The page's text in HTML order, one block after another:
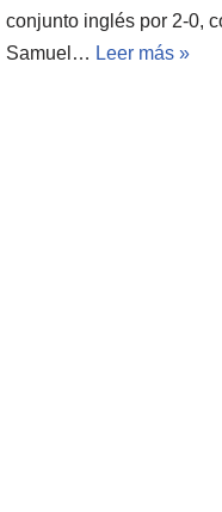
conjunto inglés por 2-0,
Samuel… Leer más »